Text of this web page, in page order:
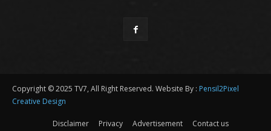
Copyright © 2025 TV7, All Right Reserved. Website By : Pensil2Pixel
Creative Design
Disclaimer Privacy Advertisement Contact us